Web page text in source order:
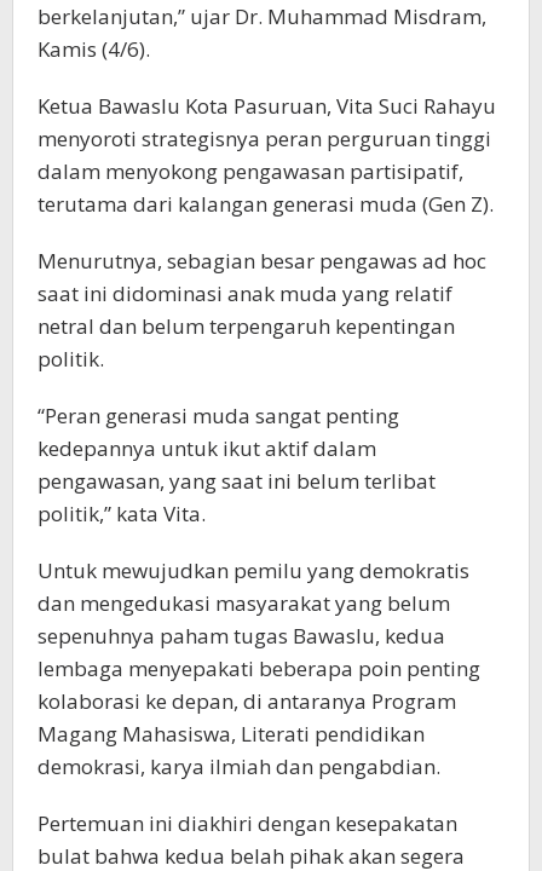
berkelanjutan,” ujar Dr. Muhammad Misdram,
Kamis (4/6).
Ketua Bawaslu Kota Pasuruan, Vita Suci Rahayu
menyoroti strategisnya peran perguruan tinggi
dalam menyokong pengawasan partisipatif,
terutama dari kalangan generasi muda (Gen Z).
Menurutnya, sebagian besar pengawas ad hoc
saat ini didominasi anak muda yang relatif
netral dan belum terpengaruh kepentingan
politik.
“Peran generasi muda sangat penting
kedepannya untuk ikut aktif dalam
pengawasan, yang saat ini belum terlibat
politik,” kata Vita.
Untuk mewujudkan pemilu yang demokratis
dan mengedukasi masyarakat yang belum
sepenuhnya paham tugas Bawaslu, kedua
lembaga menyepakati beberapa poin penting
kolaborasi ke depan, di antaranya Program
Magang Mahasiswa, Literati pendidikan
demokrasi, karya ilmiah dan pengabdian.
Pertemuan ini diakhiri dengan kesepakatan
bulat bahwa kedua belah pihak akan segera